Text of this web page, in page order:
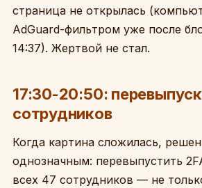
страница не открылась
AdGuard-фильтром уже после
14:37). Жертвой не стал.
17:30-20:50:
сотрудников
Когда картина сложилась,
однозначным: перевыпустить
всех 47 сотрудников — не